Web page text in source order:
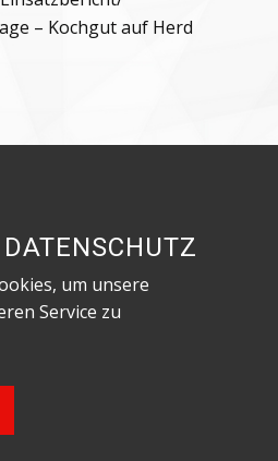
– Kochgut auf Herd
2023
& Impressum
um unsere
Service zu